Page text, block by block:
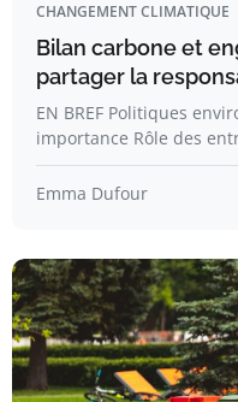
CHANGEMENT CLIMATIQUE
Bilan carbone et
partager la
EN BREF Politiques
importance Rôle des
Emma Dufour